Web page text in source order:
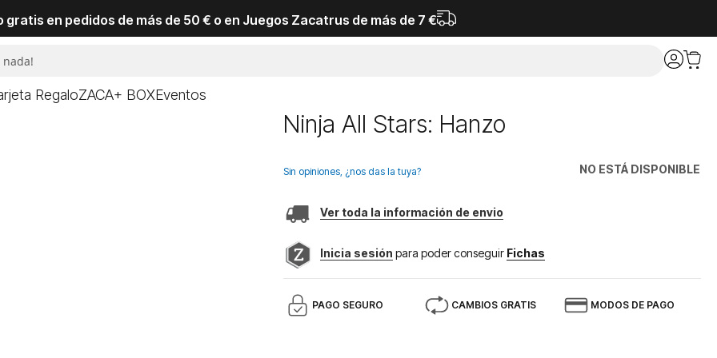
gratis en pedidos de más de 50 € o en Juegos Zacatrus de más de 7 €
RegaloZACA+ BOXEventos
Ninja All Stars: Hanzo
NO ESTÁ DISPONIBLE
Sin opiniones, ¿nos das la tuya?
Ver toda la información de envio
Inicia sesión para poder conseguir Fichas
PAGO SEGURO CAMBIOS GRATIS MODOS DE PAGO